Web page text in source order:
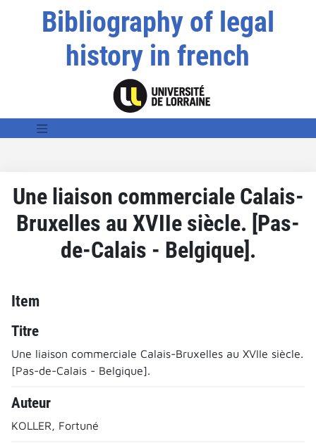
Bibliography of legal
history in french
Une liaison commerciale Calais-
Bruxelles au XVIIe siècle. [Pas-
de-Calais - Belgique].
Item
Titre
Une liaison commerciale Calais-Bruxelles au XVIIe siècle.
[Pas-de-Calais - Belgique].
Auteur
KOLLER, Fortuné